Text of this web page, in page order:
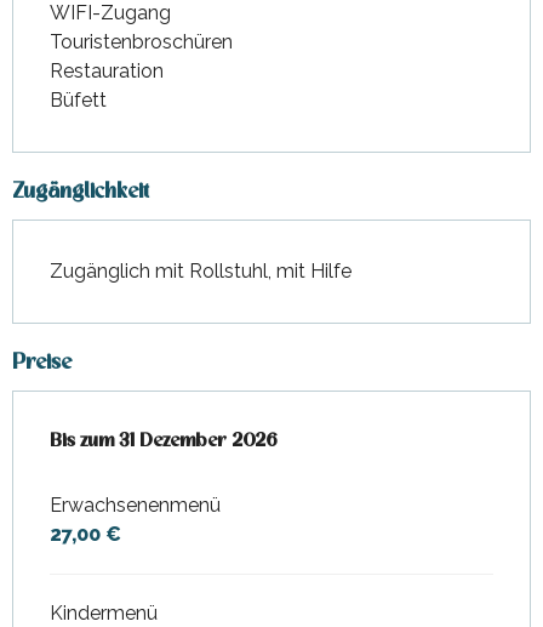
WIFI-Zugang
Touristenbroschüren
Restauration
Büfett
Zugänglichkeit
Zugänglich mit Rollstuhl, mit Hilfe
Preise
ab7 Februar 2026bis zum
Bis zum31 Dezember 2026
Erwachsenenmenü
27,00 €
Kindermenü